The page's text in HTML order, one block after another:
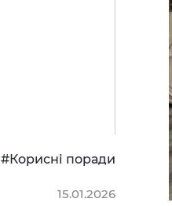
#Корисні поради
15.01.2026